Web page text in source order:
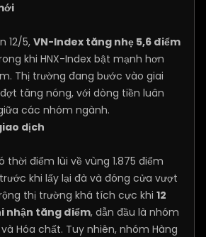
12/5, VN-Index tăng nhẹ 5,6 điểm
khi HNX-Index bật mạnh hơn
Thị trường đang bước vào giai
tăng nóng, với dòng tiền luân
các nhóm ngành.
dịch
thời điểm lùi về vùng 1.875 điểm
khi lấy lại đà và đóng cửa vượt
thị trường khá tích cực khi 12
nhận tăng điểm, dẫn đầu là nhóm
Hóa chất. Tuy nhiên, nhóm Hàng